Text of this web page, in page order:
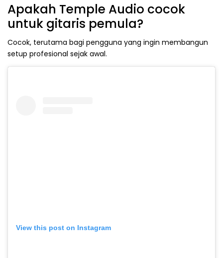
Apakah Temple Audio cocok
untuk gitaris pemula?
Cocok, terutama bagi pengguna yang ingin membangun
setup profesional sejak awal.
View this post on Instagram